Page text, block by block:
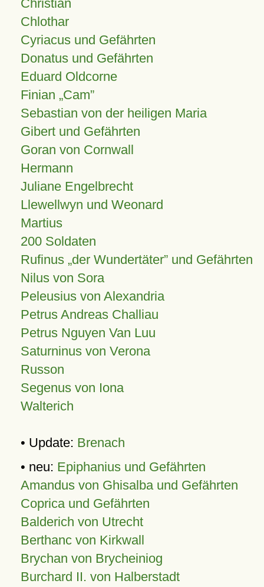
Christian
Chlothar
Cyriacus und Gefährten
Donatus und Gefährten
Eduard Oldcorne
Finian Cam
Sebastian von der heiligen Maria
Gibert und Gefährten
Goran von Cornwall
Hermann
Juliane Engelbrecht
Llewellwyn und Weonard
Martius
200 Soldaten
Rufinus „der Wundertäter” und Gefährten
Nilus von Sora
Peleusius von Alexandria
Petrus Andreas Challiau
Petrus Nguyen Van Luu
Saturninus von Verona
Russon
Segenus von Iona
Walterich
• Update: Brenach
• neu: Epiphanius und Gefährten
Amandus von Ghisalba und Gefährten
Coprica und Gefährten
Balderich von Utrecht
Berthanc von Kirkwall
Brychan von Brycheiniog
Burchard II. von Halberstadt